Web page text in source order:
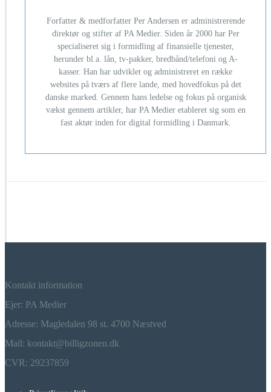
Forfatter & medforfatter Per Andersen er administrerende
direktør og stifter af PA Medier. Siden år 2000 har Per
specialiseret sig i formidling af finansielle tjenester,
herunder bl.a. lån, tv-pakker, bredbånd/telefoni og A-
kasser. Han har udviklet og administreret en række
websites på tværs af flere lande, med hovedfokus på det
danske marked. Gennem hans ledelse og fokus på organisk
vækst gennem artikler, har PA Medier etableret sig som en
fast aktør inden for digital formidling i Danmark.
Kontakt information
Ejer: PA Medier
Adresse: Magledalen 98 st. 4700 Næstved
Mail: kontakt@billigzonen.dk
CVR: 29237859